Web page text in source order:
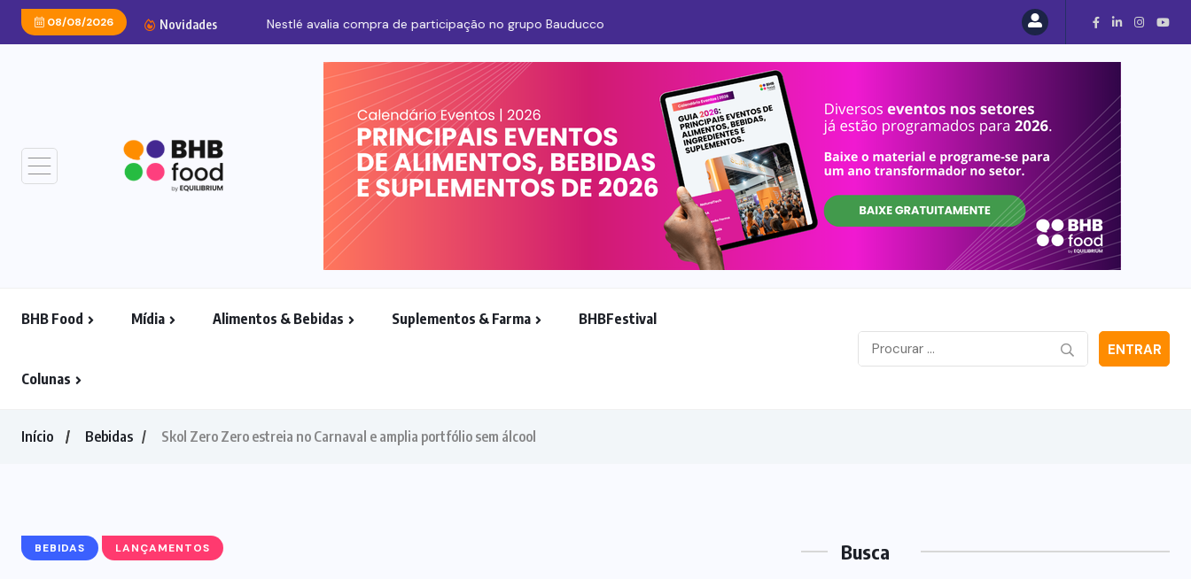
08/08/2026 Novidades Nestlé avalia compra de participação no grupo Bauducco
BHB Food Mídia Alimentos & Bebidas Suplementos & Farma BHBFestival
Colunas
ENTRAR
Início Bebidas Skol Zero Zero estreia no Carnaval e amplia portfólio sem álcool
BEBIDAS LANÇAMENTOS Busca